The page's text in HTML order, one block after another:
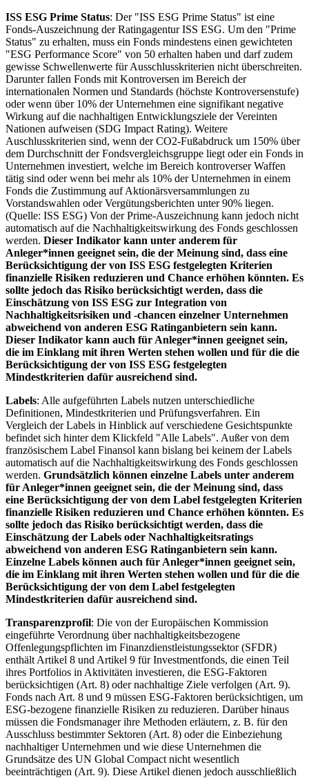
ISS ESG Prime Status: Der "ISS ESG Prime Status" ist eine
Fonds-Auszeichnung der Ratingagentur ISS ESG. Um den "Prime
Status" zu erhalten, muss ein Fonds mindestens einen gewichteten
"ESG Performance Score" von 50 erhalten haben und darf zudem
gewisse Schwellenwerte für Ausschlusskriterien nicht überschreiten.
Darunter fallen Fonds mit Kontroversen im Bereich der
internationalen Normen und Standards (höchste Kontroversenstufe)
oder wenn über 10% der Unternehmen eine signifikant negative
Wirkung auf die nachhaltigen Entwicklungsziele der Vereinten
Nationen aufweisen (SDG Impact Rating). Weitere
Auschlusskriterien sind, wenn der CO2-Fußabdruck um 150% über
dem Durchschnitt der Fondsvergleichsgruppe liegt oder ein Fonds in
Unternehmen investiert, welche im Bereich kontroverser Waffen
tätig sind oder wenn bei mehr als 10% der Unternehmen in einem
Fonds die Zustimmung auf Aktionärsversammlungen zu
Vorstandswahlen oder Vergütungsberichten unter 90% liegen.
(Quelle: ISS ESG) Von der Prime-Auszeichnung kann jedoch nicht
automatisch auf die Nachhaltigkeitswirkung des Fonds geschlossen
werden. Dieser Indikator kann unter anderem für
Anleger*innen geeignet sein, die der Meinung sind, dass eine
Berücksichtigung der von ISS ESG festgelegten Kriterien
finanzielle Risiken reduzieren und Chance erhöhen könnten. Es
sollte jedoch das Risiko berücksichtigt werden, dass die
Einschätzung von ISS ESG zur Integration von
Nachhaltigkeitsrisiken und -chancen einzelner Unternehmen
abweichend von anderen ESG Ratinganbietern sein kann.
Dieser Indikator kann auch für Anleger*innen geeignet sein,
die im Einklang mit ihren Werten stehen wollen und für die die
Berücksichtigung der von ISS ESG festgelegten
Mindestkriterien dafür ausreichend sind.
Labels: Alle aufgeführten Labels nutzen unterschiedliche
Definitionen, Mindestkriterien und Prüfungsverfahren. Ein
Vergleich der Labels in Hinblick auf verschiedene Gesichtspunkte
befindet sich hinter dem Klickfeld "Alle Labels". Außer von dem
französischem Label Finansol kann bislang bei keinem der Labels
automatisch auf die Nachhaltigkeitswirkung des Fonds geschlossen
werden. Grundsätzlich können einzelne Labels unter anderem
für Anleger*innen geeignet sein, die der Meinung sind, dass
eine Berücksichtigung der von dem Label festgelegten Kriterien
finanzielle Risiken reduzieren und Chance erhöhen könnten. Es
sollte jedoch das Risiko berücksichtigt werden, dass die
Einschätzung der Labels oder Nachhaltigkeitsratings
abweichend von anderen ESG Ratinganbietern sein kann.
Einzelne Labels können auch für Anleger*innen geeignet sein,
die im Einklang mit ihren Werten stehen wollen und für die die
Berücksichtigung der von dem Label festgelegten
Mindestkriterien dafür ausreichend sind.
Transparenzprofil: Die von der Europäischen Kommission
eingeführte Verordnung über nachhaltigkeitsbezogene
Offenlegungspflichten im Finanzdienstleistungssektor (SFDR)
enthält Artikel 8 und Artikel 9 für Investmentfonds, die einen Teil
ihres Portfolios in Aktivitäten investieren, die ESG-Faktoren
berücksichtigen (Art. 8) oder nachhaltige Ziele verfolgen (Art. 9).
Fonds nach Art. 8 und 9 müssen ESG-Faktoren berücksichtigen, um
ESG-bezogene finanzielle Risiken zu reduzieren. Darüber hinaus
müssen die Fondsmanager ihre Methoden erläutern, z. B. für den
Ausschluss bestimmter Sektoren (Art. 8) oder die Einbeziehung
nachhaltiger Unternehmen und wie diese Unternehmen die
Grundsätze des UN Global Compact nicht wesentlich
beeinträchtigen (Art. 9). Diese Artikel dienen jedoch ausschließlich